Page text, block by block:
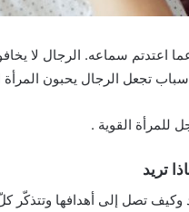
اعتدتم سماعه. الرجال لا
وكيف تصل إلى أهدافها